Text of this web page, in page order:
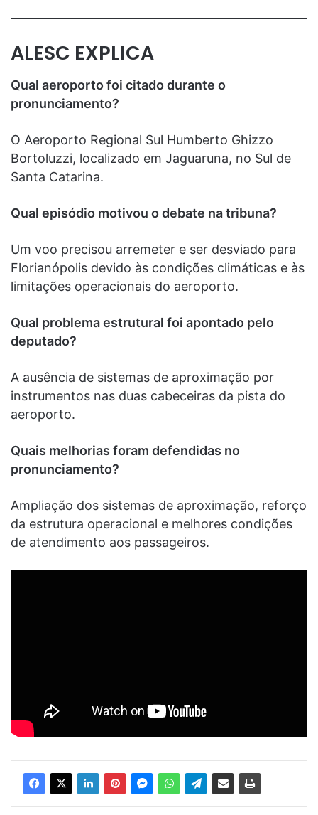
ALESC EXPLICA
Qual aeroporto foi citado durante o
pronunciamento?
O Aeroporto Regional Sul Humberto Ghizzo
Bortoluzzi, localizado em Jaguaruna, no Sul de
Santa Catarina.
Qual episódio motivou o debate na tribuna?
Um voo precisou arremeter e ser desviado para
Florianópolis devido às condições climáticas e às
limitações operacionais do aeroporto.
Qual problema estrutural foi apontado pelo
deputado?
A ausência de sistemas de aproximação por
instrumentos nas duas cabeceiras da pista do
aeroporto.
Quais melhorias foram defendidas no
pronunciamento?
Ampliação dos sistemas de aproximação, reforço
da estrutura operacional e melhores condições
de atendimento aos passageiros.